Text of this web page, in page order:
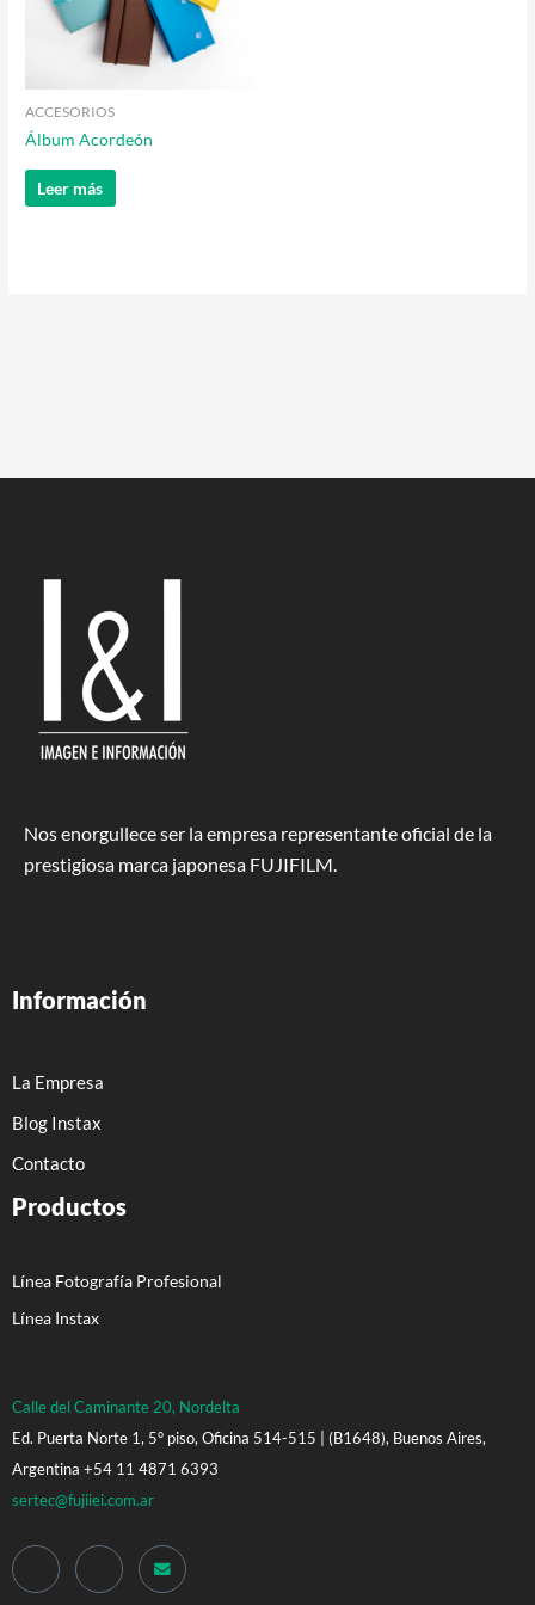
ACCESORIOS
Álbum Acordeón
Leer más
Nos enorgullece ser la empresa representante oficial de la
prestigiosa marca japonesa FUJIFILM.
Información
La Empresa
Blog Instax
Contacto
Productos
Línea Fotografía Profesional
Línea Instax
Calle del Caminante 20, Nordelta
Ed. Puerta Norte 1, 5° piso, Oficina 514-515 | (B1648), Buenos Aires,
Argentina +54 11 4871 6393
sertec@fujiiei.com.ar